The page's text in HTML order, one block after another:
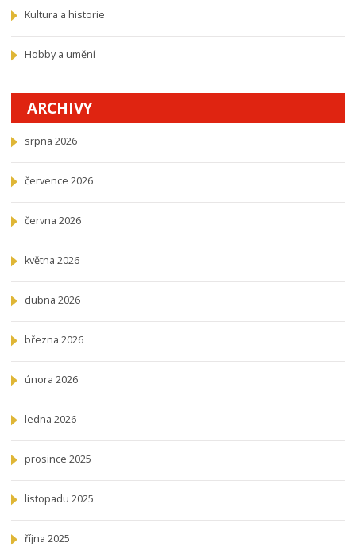
Kultura a historie
Hobby a umění
ARCHIVY
srpna 2026
července 2026
června 2026
května 2026
dubna 2026
března 2026
února 2026
ledna 2026
prosince 2025
listopadu 2025
října 2025